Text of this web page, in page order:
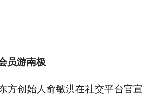
员游南极
方创始人俞敏洪在社交平台官